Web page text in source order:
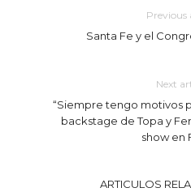
Previous
Santa Fe y el
Next
“Siempre tengo motivos
backstage de Topa y
show en
ARTICULOS